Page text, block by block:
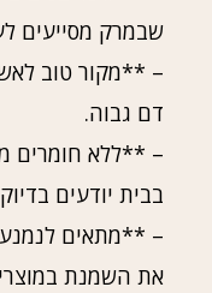
שבמרק מסייעים
– **מקור טוב
דם גבוה.
– **ללא חומרים
בבית יודעים
– **מתאים
את השמנת